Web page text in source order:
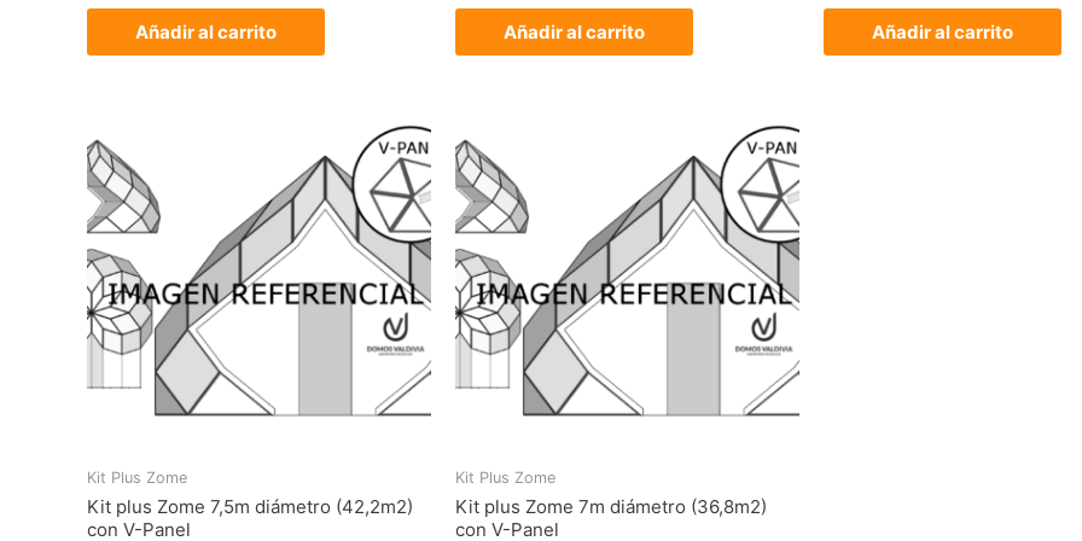
Añadir al carrito Añadir al carrito Añadir al carrito
Kit Plus Zome
Kit plus Zome 7,5m diámetro (42,2m2)
con V-Panel
Kit Plus Zome
Kit plus Zome 7m diámetro (36,8m2)
con V-Panel